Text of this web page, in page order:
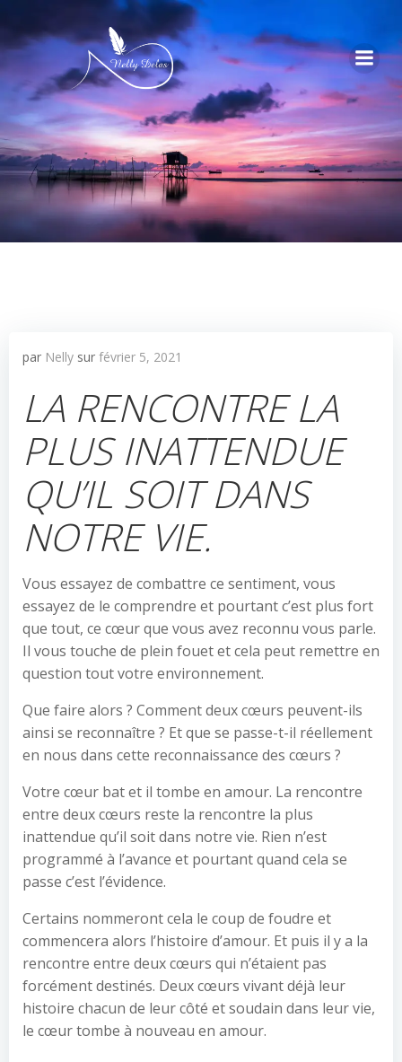
par Nelly sur février 5, 2021
LA RENCONTRE LA
PLUS INATTENDUE
QU’IL SOIT DANS
NOTRE VIE.
Vous essayez de combattre ce sentiment, vous
essayez de le comprendre et pourtant c’est plus fort
que tout, ce cœur que vous avez reconnu vous parle.
Il vous touche de plein fouet et cela peut remettre en
question tout votre environnement.
Que faire alors ? Comment deux cœurs peuvent-ils
ainsi se reconnaître ? Et que se passe-t-il réellement
en nous dans cette reconnaissance des cœurs ?
Votre cœur bat et il tombe en amour. La rencontre
entre deux cœurs reste la rencontre la plus
inattendue qu’il soit dans notre vie. Rien n’est
programmé à l’avance et pourtant quand cela se
passe c’est l’évidence.
Certains nommeront cela le coup de foudre et
commencera alors l’histoire d’amour. Et puis il y a la
rencontre entre deux cœurs qui n’étaient pas
forcément destinés. Deux cœurs vivant déjà leur
histoire chacun de leur côté et soudain dans leur vie,
le cœur tombe à nouveau en amour.